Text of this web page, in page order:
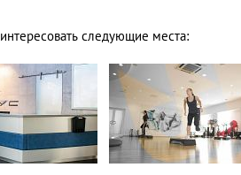
следующие места: